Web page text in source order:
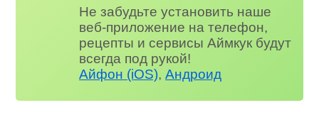
Не забудьте установить наше
веб-приложение на телефон,
рецепты и сервисы Аймкук будут
всегда под рукой!
Айфон (iOS),Андроид